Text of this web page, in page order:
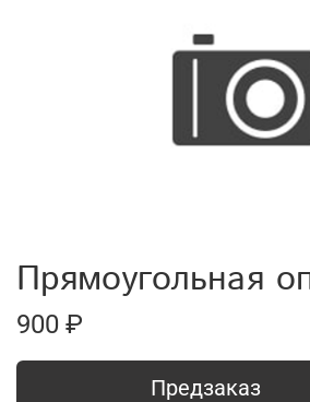
Прямоугольная
900 ₽
Предзаказ